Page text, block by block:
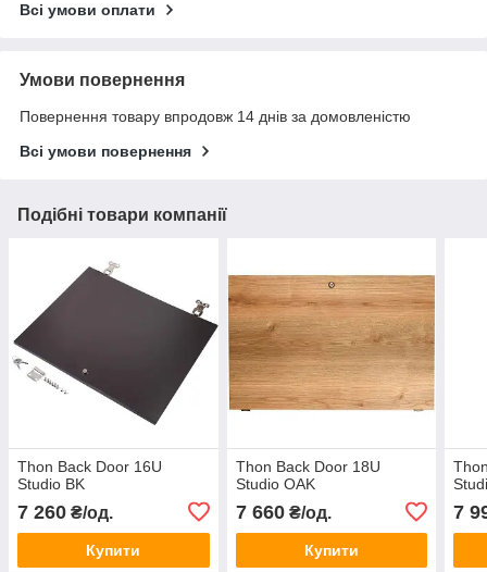
Всі умови оплати
Умови повернення
Повернення товару впродовж 14 днів за домовленістю
Всі умови повернення
Подібні товари компанії
Thon Back Door 16U
Studio BK
7 260 ₴/од.
Купити
Thon Back Door 18U
Studio OAK
7 660₴/од.
Купити
7